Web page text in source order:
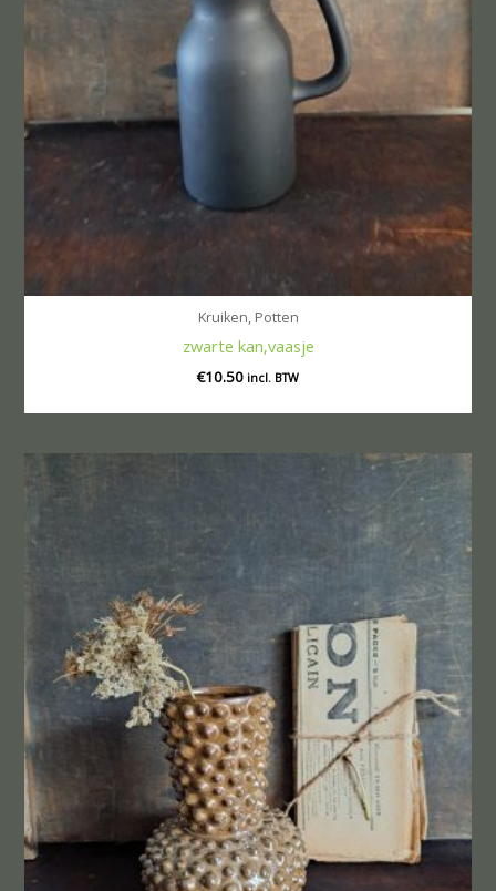
Kruiken, Potten
zwarte kan,vaasje
€10.50 incl. BTW